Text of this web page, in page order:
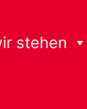
stehen